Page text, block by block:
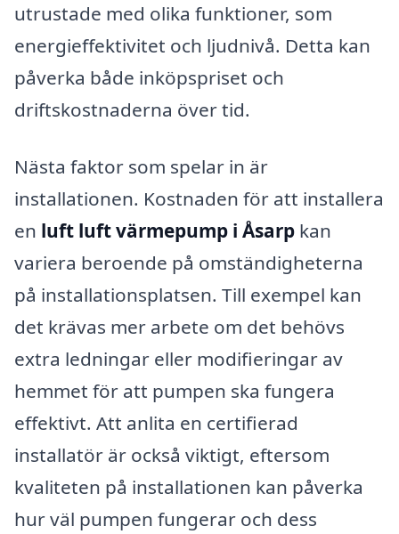
utrustade med olika funktioner, som
energieffektivitet och ljudnivå. Detta kan
påverka både inköpspriset och
driftskostnaderna över tid.
Nästa faktor som spelar in är
installationen. Kostnaden för att installera
en luft luft värmepump i Åsarp kan
variera beroende på omständigheterna
på installationsplatsen. Till exempel kan
det krävas mer arbete om det behövs
extra ledningar eller modifieringar av
hemmet för att pumpen ska fungera
effektivt. Att anlita en certifierad
installatör är också viktigt, eftersom
kvaliteten på installationen kan påverka
hur väl pumpen fungerar och dess